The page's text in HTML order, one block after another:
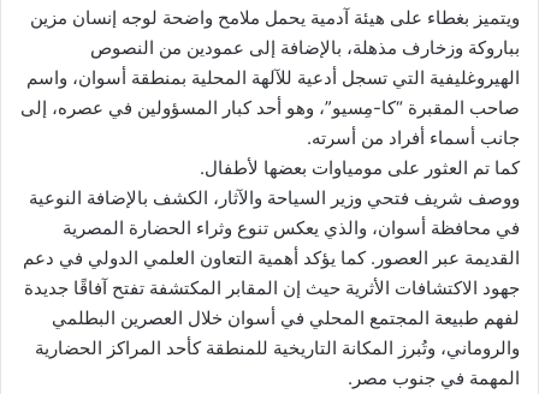
ويتميز بغطاء على هيئة آدمية يحمل ملامح واضحة لوجه إنسان مزين
بباروكة وزخارف مذهلة، بالإضافة إلى عمودين من النصوص
الهيروغليفية التي تسجل أدعية للآلهة المحلية بمنطقة أسوان، واسم
صاحب المقبرة “كا-مِسيو”، وهو أحد كبار المسؤولين في عصره، إلى
جانب أسماء أفراد من أسرته.
كما تم العثور على مومياوات بعضها لأطفال.
ووصف شريف فتحي وزير السياحة والآثار، الكشف بالإضافة النوعية
في محافظة أسوان، والذي يعكس تنوع وثراء الحضارة المصرية
القديمة عبر العصور. كما يؤكد أهمية التعاون العلمي الدولي في دعم
جهود الاكتشافات الأثرية حيث إن المقابر المكتشفة تفتح آفاقًا جديدة
لفهم طبيعة المجتمع المحلي في أسوان خلال العصرين البطلمي
والروماني، وتُبرز المكانة التاريخية للمنطقة كأحد المراكز الحضارية
المهمة في جنوب مصر.